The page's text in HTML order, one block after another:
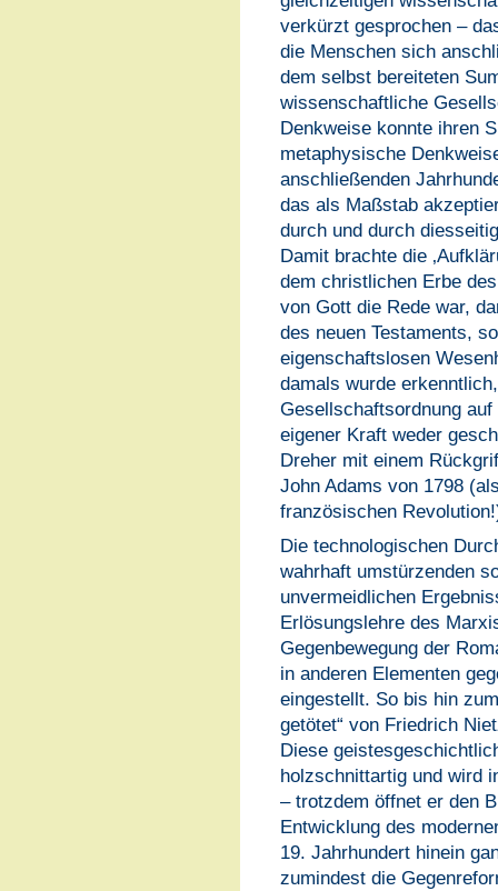
verkürzt gesprochen –
die Menschen sich
dem selbst bereiteten
wissenschaftliche
Denkweise konnte ihren
metaphysische
anschließenden
das als Maßstab
durch und durch
Damit brachte die
dem christlichen Erbe
von Gott die Rede war,
des neuen Testaments,
eigenschaftslosen
damals wurde
Gesellschaftsordnung
eigener Kraft weder
Dreher mit einem
John Adams von 1798
französischen
Die technologischen
wahrhaft umstürzenden
unvermeidlichen
Erlösungslehre des
Gegenbewegung der
in anderen Elementen
eingestellt. So bis hin
getötet“ von Friedrich
Diese
holzschnittartig und wird
– trotzdem öffnet er den
Entwicklung des
19. Jahrhundert hinein
zumindest die